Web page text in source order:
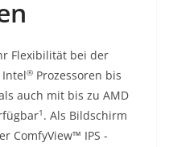
Flexibilität bei der
® Prozessoren bis
auch mit bis zu AMD
1 . Als Bildschirm
ComfyView™ IPS -